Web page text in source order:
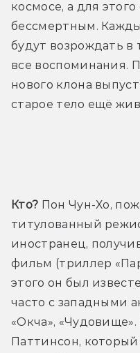
космосе, а для
бессмертным.
будут возрождать в
все воспоминания.
нового клона
старое тело ещё
Кто? Пон Чун-Хо,
титулованный
иностранец,
фильм (триллер
этого он был
часто с западными
«Окча»,
Паттинсон,